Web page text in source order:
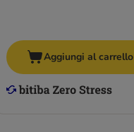
Aggiungi al carrello